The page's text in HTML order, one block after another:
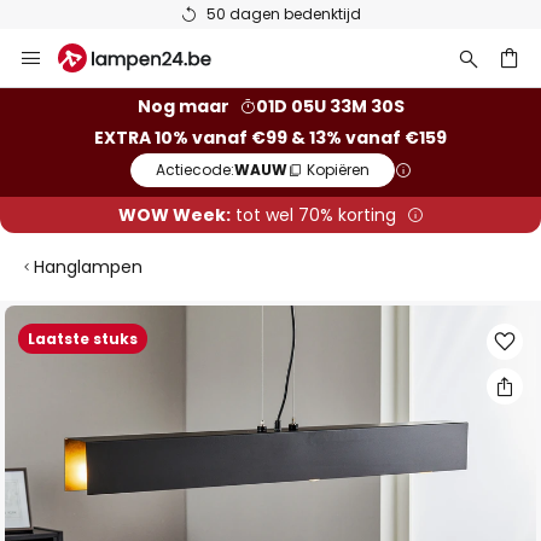
50 dagen bedenktijd
naar
Nog maar
01D 05U 33M 29S
EXTRA 10% vanaf €99 & 13% vanaf €159
Actiecode:WAUW Kopiëren
WOW Week:tot wel 70% korting
Hanglampen
Laatste stuks
Ga
naar
de
afbeeldingen-
gallerij